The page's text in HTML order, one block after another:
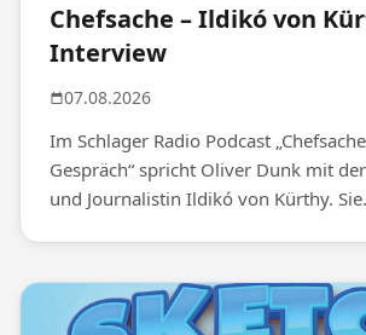
Chefsache – Ildikó von
Interview
07.08.2026
Im Schlager Radio Podcast
Gespräch“ spricht Oliver Dunk mit
und Journalistin Ildikó von Kürthy.